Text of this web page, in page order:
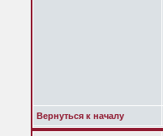
Вернуться к началу